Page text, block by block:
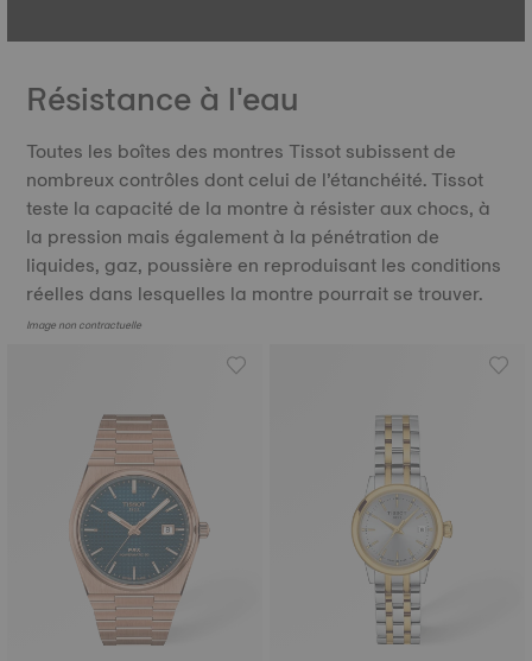
Résistance à l'eau
Toutes les boîtes des montres Tissot subissent de
nombreux contrôles dont celui de l’étanchéité. Tissot
teste la capacité de la montre à résister aux chocs, à
la pression mais également à la pénétration de
liquides, gaz, poussière en reproduisant les conditions
réelles dans lesquelles la montre pourrait se trouver.
Image non contractuelle